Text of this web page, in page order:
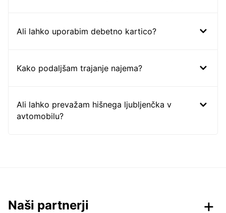
Ali lahko uporabim debetno kartico?
Kako podaljšam trajanje najema?
Ali lahko prevažam hišnega ljubljenčka v
avtomobilu?
Naši partnerji